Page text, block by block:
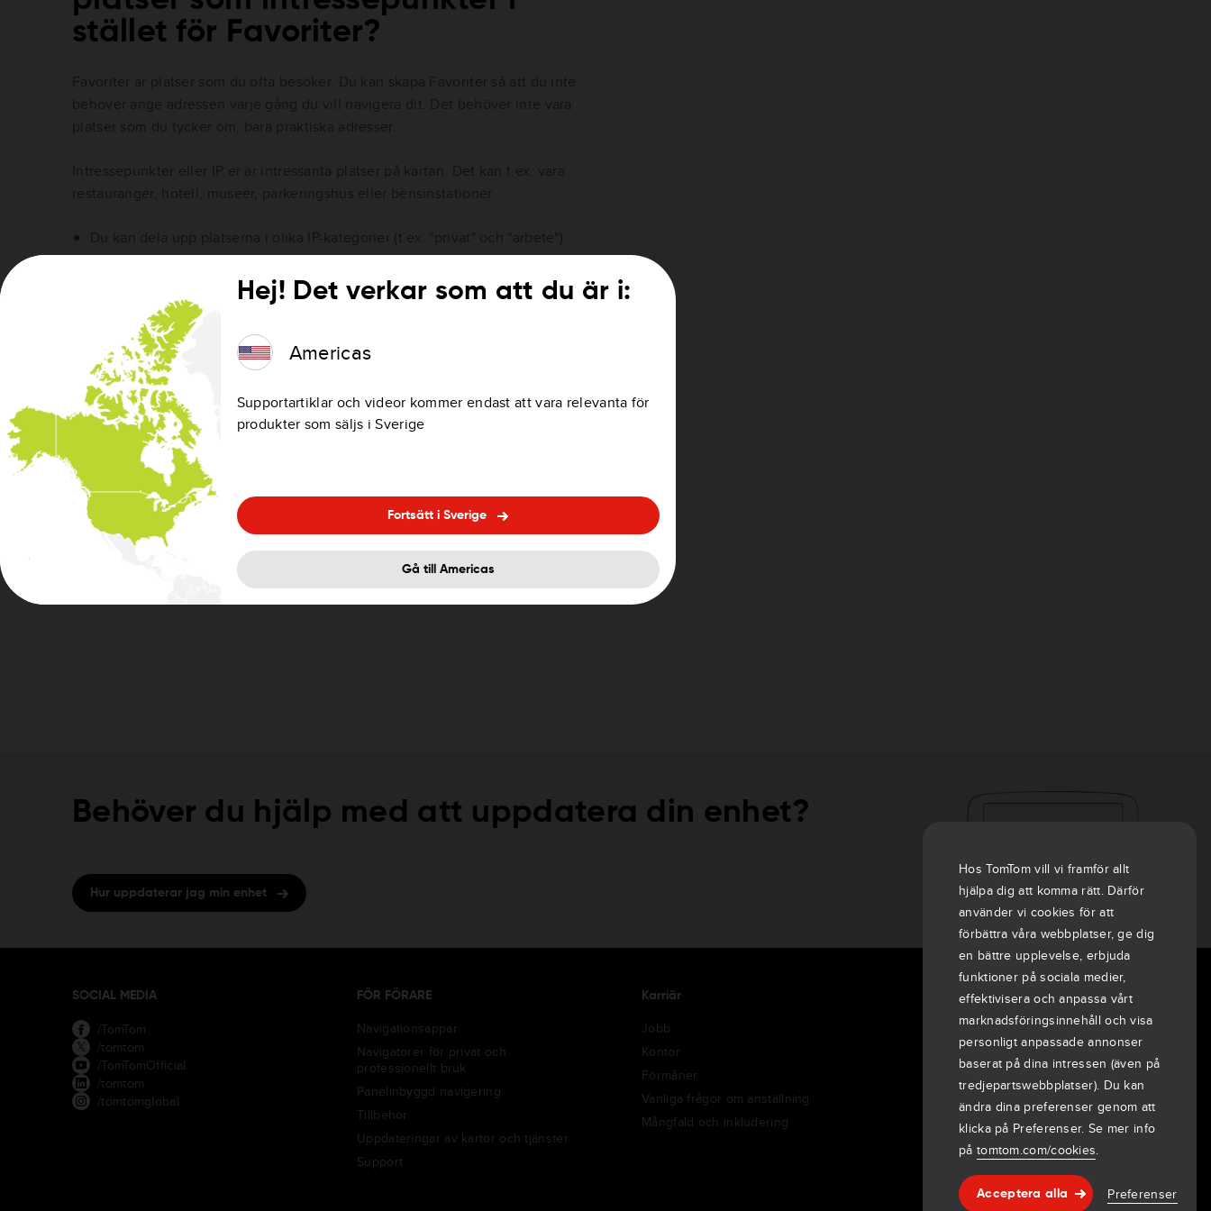
Hjälp & support
stället för Favoriter?
Antalet Favoriter är begränsat till 48 stycken per karta (Carminat TomTom 100),
medan antalet IP:er är obegränsat inom en IP-kategori. Du kan ha upp till 100
IP-kategorier på TomTom-enheten.
Dina intressepunkter går inte förlorade när du återställer fabriksinställningarna
Du kan lätt överföra IP:er från en karta till en annan när du köper en ny version
av kartan i framtiden.
Om du vill veta hur du överför favoriter till en ny karta går du till
mina favoriter till en ny karta?
Behöver du hjälp med att uppdatera din enhet?
Hur uppdaterar jag min enhet
SOCIAL MEDIA
/TomTom
/tomtom
/TomTomOfficial
/tomtom
/tomtomglobal
FÖR FÖRARE
Navigationsappar
Navigatorer för privat och
professionellt bruk
Panelinbyggd navigering
Tillbehör
Uppdateringar av kartor och tjänster
Support
Karriär
Jobb
Kontor
Förmåner
Vanliga frågor om anställning
Mångfald och inkludering
Om oss
Företaget
Kunder
Evenemang
Pressmeddelanden
Investerare
7th item
Routing
9th item of footer
Hos TomTom vill vi framför allt
hjälpa dig att komma rätt. Därför
använder vi cookies för att
förbättra våra webbplatser, ge dig
en bättre upplevelse, erbjuda
funktioner på sociala medier,
effektivisera och anpassa vårt
marknadsföringsinnehåll och visa
personligt anpassade annonser
baserat på dina intressen (även på
tredjepartswebbplatser). Du kan
ändra dina preferenser genom att
klicka på Preferenser. Se mer info
på tomtom.com/cookies.
Acceptera alla Preferenser
Hej! Det verkar som att du är i:
Americas
Supportartiklar och videor kommer endast att vara relevanta för
produkter som säljs i Sverige
Fortsätt i Sverige
Gå till Americas